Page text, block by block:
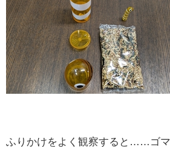
ふりかけをよく観察すると……ゴ